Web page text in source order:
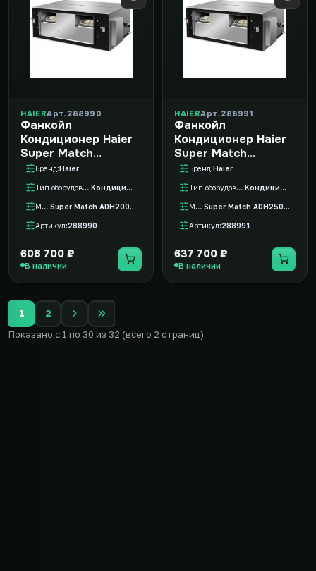
HAIERАрт. 288990
Фанкойл
Кондиционер Haier
Super Match
ADH200H1ERG/1UH200W1ERK
Бренд Haier
Тип оборудования Кондиционер
Модель Super Match ADH200H1ERG/1UH200W1ERK
Артикул 288990
608 700 ₽
В наличии
HAIERАрт. 288991
Фанкойл
Кондиционер Haier
Super Match
ADH250H1ERG/
Бренд Haier
Тип оборудования Кондиционер
Модель Super Match ADH250H1ERG/1UH250W1ERK
Артикул 288991
637 700 ₽
В наличии
1
2
Показано с 1 по 30 из 32 (всего 2 страниц)